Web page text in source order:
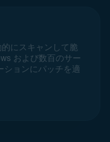
にスキャンして脆
および数百のサー
ションにパッチを適